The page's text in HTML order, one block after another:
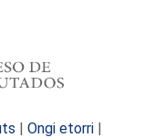
| Ongi etorri |